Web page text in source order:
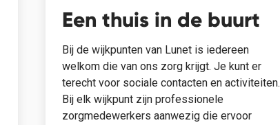
Een thuis in de buurt
Bij de wijkpunten van Lunet is iedereen
welkom die van ons zorg krijgt. Je kunt er
terecht voor sociale contacten en activiteiten.
Bij elk wijkpunt zijn professionele
zorgmedewerkers aanwezig die ervoor